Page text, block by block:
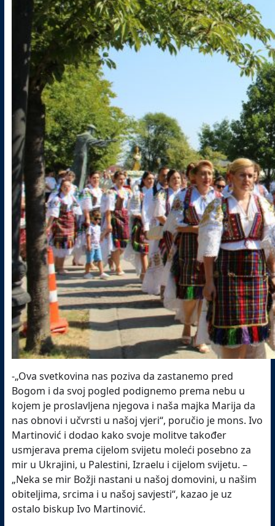
-„Ova svetkovina nas poziva da zastanemo pred
Bogom i da svoj pogled podignemo prema nebu u
kojem je proslavljena njegova i naša majka Marija da
nas obnovi i učvrsti u našoj vjeri“, poručio je mons. Ivo
Martinović i dodao kako svoje molitve također
usmjerava prema cijelom svijetu moleći posebno za
mir u Ukrajini, u Palestini, Izraelu i cijelom svijetu. –
„Neka se mir Božji nastani u našoj domovini, u našim
obiteljima, srcima i u našoj savjesti“, kazao je uz
ostalo biskup Ivo Martinović.